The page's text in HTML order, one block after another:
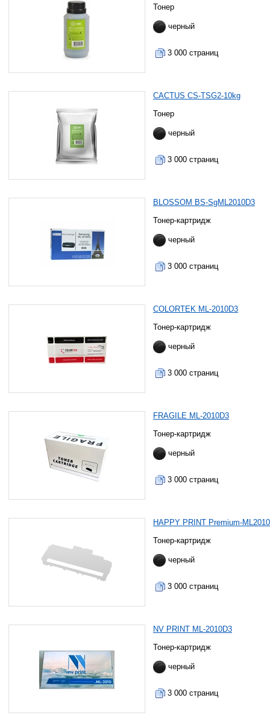
Тонер
черный
3 000 страниц
CACTUS CS-TSG2-10kg
Тонер
черный
3 000 страниц
BLOSSOM BS-SgML2010D3
Тонер-картридж
черный
3 000 страниц
COLORTEK ML-2010D3
Тонер-картридж
черный
3 000 страниц
FRAGILE ML-2010D3
Тонер-картридж
черный
3 000 страниц
HAPPY PRINT Premium-ML2010
Тонер-картридж
черный
3 000 страниц
NV PRINT ML-2010D3
Тонер-картридж
черный
3 000 страниц